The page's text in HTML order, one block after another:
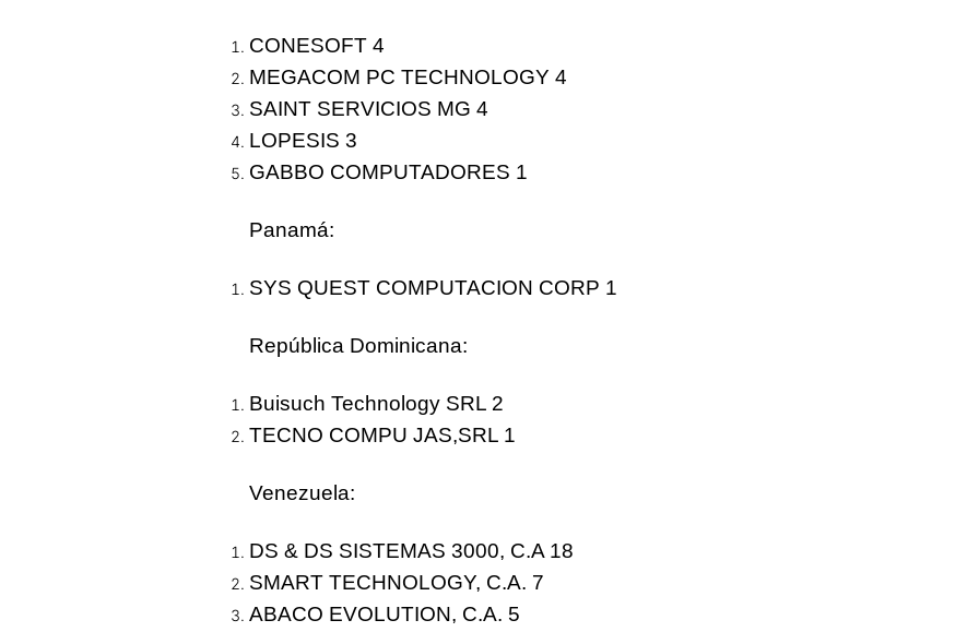
CONESOFT 4
MEGACOM PC TECHNOLOGY 4
SAINT SERVICIOS MG 4
LOPESIS 3
GABBO COMPUTADORES 1
Panamá:
SYS QUEST COMPUTACION CORP 1
República Dominicana:
Buisuch Technology SRL 2
TECNO COMPU JAS,SRL 1
Venezuela:
DS & DS SISTEMAS 3000, C.A 18
SMART TECHNOLOGY, C.A. 7
ABACO EVOLUTION, C.A. 5